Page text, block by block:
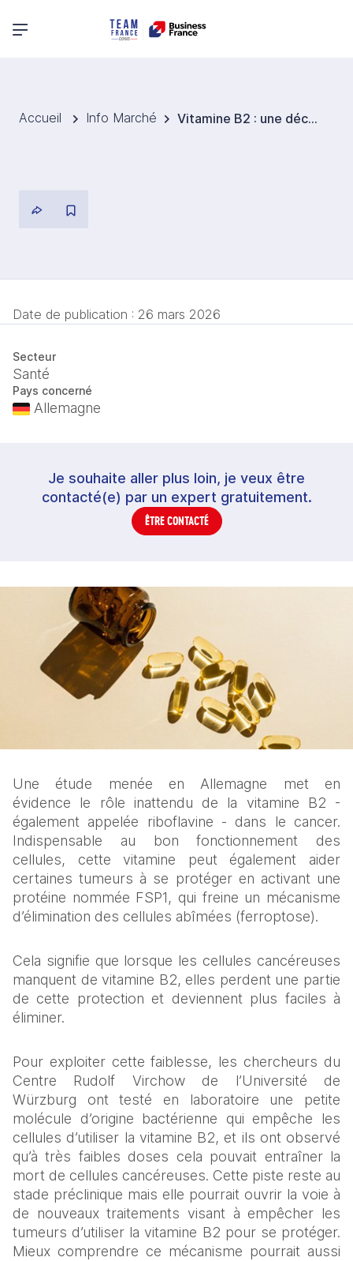
Menu principal
Accueil Info Marché Vitamine B2 : une découverte qui change la compréhension du cancer
Date de publication : 26 mars 2026
Secteur
Santé
Pays concerné
Allemagne
Je souhaite aller plus loin, je veux être
contacté(e) par un expert gratuitement.
ÊTRE CONTACTÉ
Une étude menée en Allemagne met en
évidence le rôle inattendu de la vitamine B2 -
également appelée riboflavine - dans le cancer.
Indispensable au bon fonctionnement des
cellules, cette vitamine peut également aider
certaines tumeurs à se protéger en activant une
protéine nommée FSP1, qui freine un mécanisme
d’élimination des cellules abîmées (ferroptose).
Cela signifie que lorsque les cellules cancéreuses
manquent de vitamine B2, elles perdent une partie
de cette protection et deviennent plus faciles à
éliminer.
Pour exploiter cette faiblesse, les chercheurs du
Centre Rudolf Virchow de l’Université de
Würzburg ont testé en laboratoire une petite
molécule d’origine bactérienne qui empêche les
cellules d’utiliser la vitamine B2, et ils ont observé
qu’à très faibles doses cela pouvait entraîner la
mort de cellules cancéreuses. Cette piste reste au
stade préclinique mais elle pourrait ouvrir la voie à
de nouveaux traitements visant à empêcher les
tumeurs d’utiliser la vitamine B2 pour se protéger.
Mieux comprendre ce mécanisme pourrait aussi